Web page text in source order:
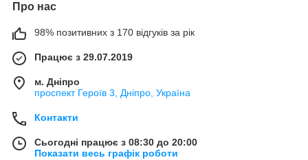
Про нас
98% позитивних з 170 відгуків за рік
Працює з 29.07.2019
м. Дніпро
проспект Героїв 3, Дніпро, Україна
Контакти
Сьогодні працює з 08:30 до 20:00
Показати весь графік роботи